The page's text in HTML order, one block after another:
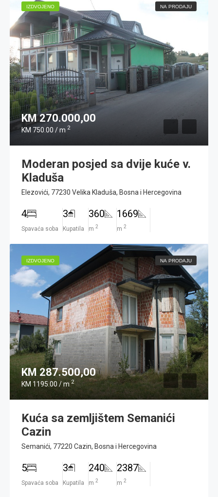
IZDVOJENO NA PRODAJU
KM 270.000,00
KM 750.00 / m 2
Moderan posjed sa dvije kuće v.
Kladuša
Elezovići, 77230 Velika Kladuša, Bosna i Hercegovina
4
Spavaća soba
3
Kupatila
360
m 2
1669
m 2
IZDVOJENO NA PRODAJU
KM 287.500,00
KM 1195.00 / m 2
Kuća sa zemljištem Semanići
Cazin
Semanići, 77220 Cazin, Bosna i Hercegovina
5
Spavaća soba
3
Kupatila
240
m 2
2387
m 2